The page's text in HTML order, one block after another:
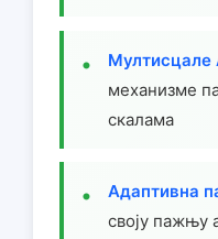
Мултисцале
механизме
скалама
Адаптивна
своју пажњу